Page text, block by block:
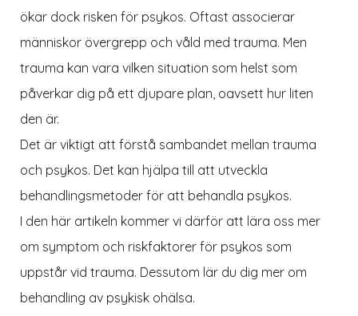
ökar dock risken för psykos. Oftast associerar
människor övergrepp och våld med trauma. Men
trauma kan vara vilken situation som helst som
påverkar dig på ett djupare plan, oavsett hur liten
den är.
Det är viktigt att förstå sambandet mellan trauma
och psykos. Det kan hjälpa till att utveckla
behandlingsmetoder för att behandla psykos.
I den här artikeln kommer vi därför att lära oss mer
om symptom och riskfaktorer för psykos som
uppstår vid trauma. Dessutom lär du dig mer om
behandling av psykisk ohälsa.